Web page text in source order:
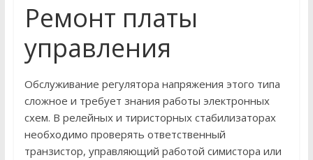
Ремонт платы
управления
Обслуживание регулятора напряжения этого типа
сложное и требует знания работы электронных
схем. В релейных и тиристорных стабилизаторах
необходимо проверять ответственный
транзистор, управляющий работой симистора или